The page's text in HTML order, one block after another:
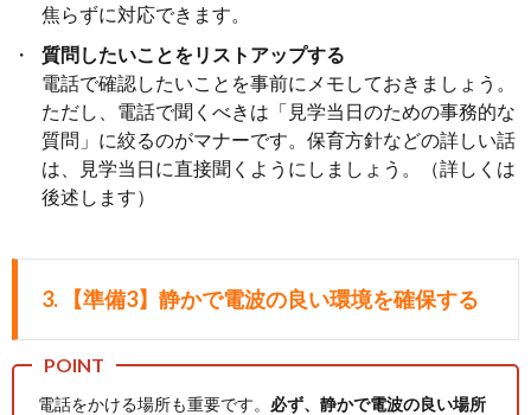
焦らずに対応できます。
質問したいことをリストアップする
電話で確認したいことを事前にメモしておきましょう。
ただし、電話で聞くべきは「見学当日のための事務的な
質問」に絞るのがマナーです。保育方針などの詳しい話
は、見学当日に直接聞くようにしましょう。（詳しくは
後述します）
3. 【準備3】静かで電波の良い環境を確保する
電話をかける場所も重要です。 必ず、静かで電波の良い場所